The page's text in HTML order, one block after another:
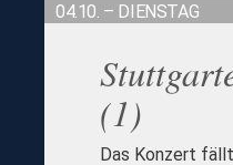
04.10. – DIENSTAG
(1)
Das Konzert